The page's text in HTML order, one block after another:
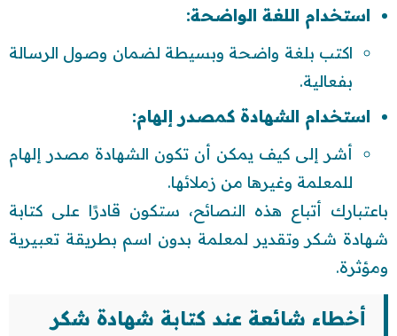
استخدام اللغة الواضحة:
اكتب بلغة واضحة وبسيطة لضمان وصول الرسالة
بفعالية.
استخدام الشهادة كمصدر إلهام:
أشر إلى كيف يمكن أن تكون الشهادة مصدر إلهام
للمعلمة وغيرها من زملائها.
باعتبارك أتباع هذه النصائح، ستكون قادرًا على كتابة
شهادة شكر وتقدير لمعلمة بدون اسم بطريقة تعبيرية
ومؤثرة.
أخطاء شائعة عند كتابة شهادة شكر